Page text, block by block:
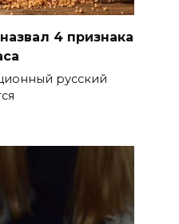
16
и 30
из-за
4 признака
русский